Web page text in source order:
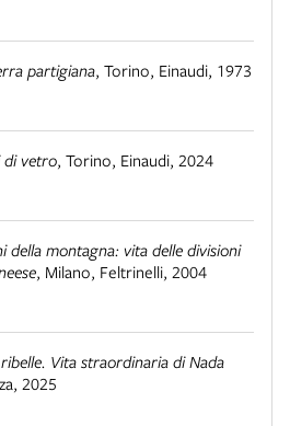
partigiana, Torino, Einaudi, 1973
vetro, Torino, Einaudi, 2024
della montagna: vita delle divisioni
, Milano, Feltrinelli, 2004
Vita straordinaria di Nada
, 2025